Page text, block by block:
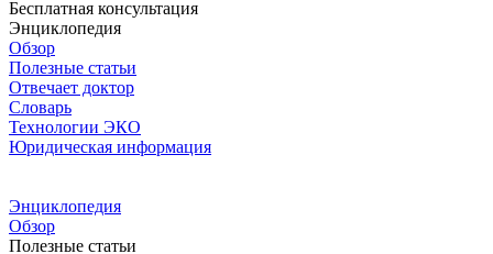
Бесплатная консультация
Энциклопедия
Обзор
Полезные статьи
Отвечает доктор
Словарь
Технологии ЭКО
Юридическая информация
Энциклопедия
Обзор
Полезные статьи